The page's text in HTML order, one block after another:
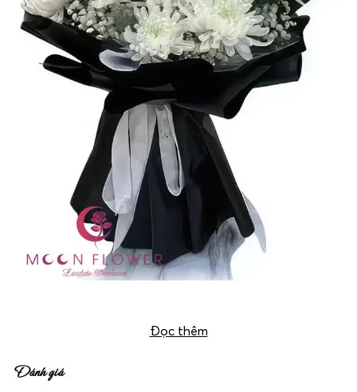
Đọc thêm
Đánh giá